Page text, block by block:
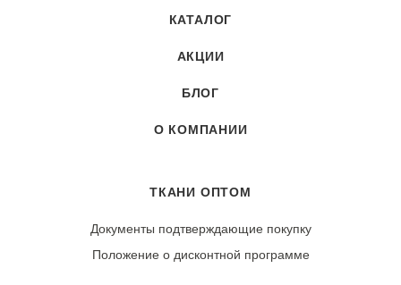
КАТАЛОГ
АКЦИИ
БЛОГ
О КОМПАНИИ
ТКАНИ ОПТОМ
Документы подтверждающие покупку
Положение о дисконтной программе